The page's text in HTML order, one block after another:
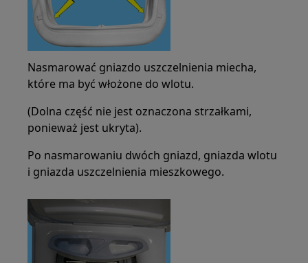
Nasmarować gniazdo uszczelnienia miecha,
które ma być włożone do wlotu.
(Dolna część nie jest oznaczona strzałkami,
ponieważ jest ukryta).
Po nasmarowaniu dwóch gniazd, gniazda wlotu
i gniazda uszczelnienia mieszkowego.